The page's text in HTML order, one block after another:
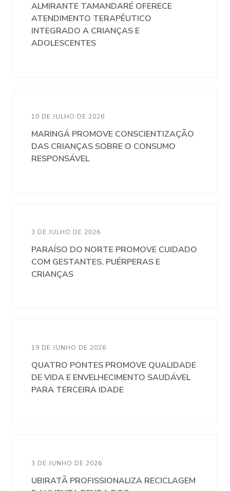
ALMIRANTE TAMANDARÉ OFERECE
ATENDIMENTO TERAPÊUTICO
INTEGRADO A CRIANÇAS E
ADOLESCENTES
10 DE JULHO DE 2026
MARINGÁ PROMOVE CONSCIENTIZAÇÃO
DAS CRIANÇAS SOBRE O CONSUMO
RESPONSÁVEL
3 DE JULHO DE 2026
PARAÍSO DO NORTE PROMOVE CUIDADO
COM GESTANTES, PUÉRPERAS E
CRIANÇAS
19 DE JUNHO DE 2026
QUATRO PONTES PROMOVE QUALIDADE
DE VIDA E ENVELHECIMENTO SAUDÁVEL
PARA TERCEIRA IDADE
3 DE JUNHO DE 2026
UBIRATÃ PROFISSIONALIZA RECICLAGEM